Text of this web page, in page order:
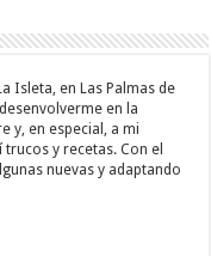
Isleta, en Las Palmas de
en la
y, en especial, a mi
y recetas. Con el
nuevas y adaptando